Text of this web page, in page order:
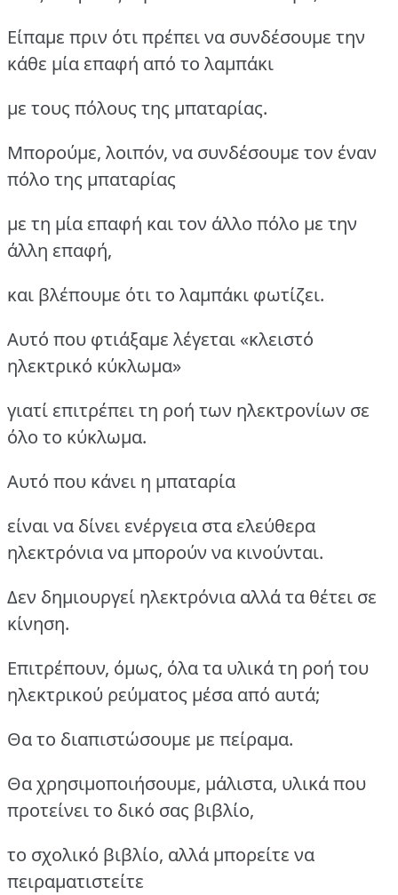
Είπαμε πριν ότι πρέπει να συνδέσουμε την
κάθε μία επαφή από το λαμπάκι
με τους πόλους της μπαταρίας.
Μπορούμε, λοιπόν, να συνδέσουμε τον έναν
πόλο της μπαταρίας
με τη μία επαφή και τον άλλο πόλο με την
άλλη επαφή,
και βλέπουμε ότι το λαμπάκι φωτίζει.
Αυτό που φτιάξαμε λέγεται «κλειστό
ηλεκτρικό κύκλωμα»
γιατί επιτρέπει τη ροή των ηλεκτρονίων σε
όλο το κύκλωμα.
Αυτό που κάνει η μπαταρία
είναι να δίνει ενέργεια στα ελεύθερα
ηλεκτρόνια να μπορούν να κινούνται.
Δεν δημιουργεί ηλεκτρόνια αλλά τα θέτει σε
κίνηση.
Επιτρέπουν, όμως, όλα τα υλικά τη ροή του
ηλεκτρικού ρεύματος μέσα από αυτά;
Θα το διαπιστώσουμε με πείραμα.
Θα χρησιμοποιήσουμε, μάλιστα, υλικά που
προτείνει το δικό σας βιβλίο,
το σχολικό βιβλίο, αλλά μπορείτε να
πειραματιστείτε